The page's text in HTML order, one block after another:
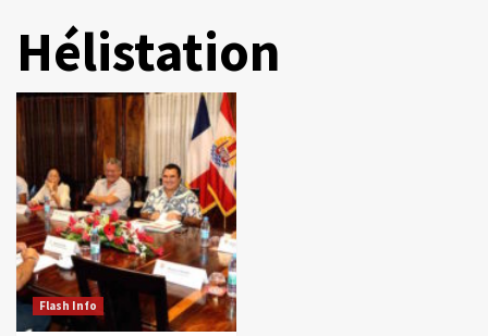
Hélistation
Flash Info